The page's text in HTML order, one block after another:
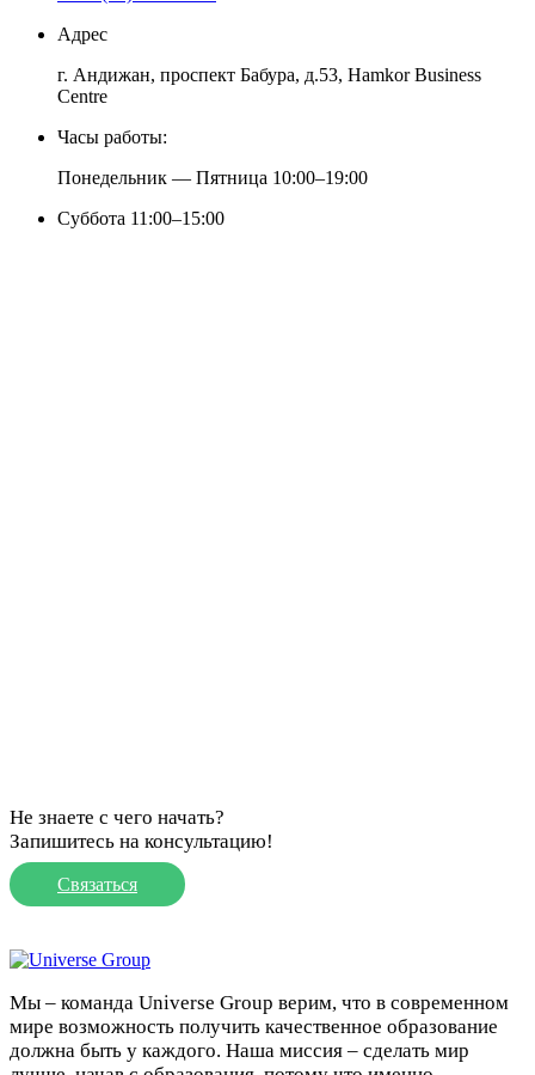
Адрес
г. Андижан, проспект Бабура, д.53, Hamkor Business
Centre
Часы работы:
Понедельник — Пятница 10:00–19:00
Суббота 11:00–15:00
Не знаете с чего начать?
Запишитесь на консультацию!
Связаться
Мы – команда Universe Group верим, что в современном
мире возможность получить качественное образование
должна быть у каждого. Наша миссия – сделать мир